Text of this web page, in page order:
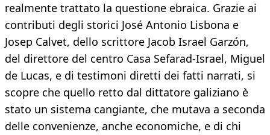
realmente trattato la questione ebraica. Grazie ai
contributi degli storici José Antonio Lisbona e
Josep Calvet, dello scrittore Jacob Israel Garzón,
del direttore del centro Casa Sefarad-Israel, Miguel
de Lucas, e di testimoni diretti dei fatti narrati, si
scopre che quello retto dal dittatore galiziano è
stato un sistema cangiante, che mutava a seconda
delle convenienze, anche economiche, e di chi